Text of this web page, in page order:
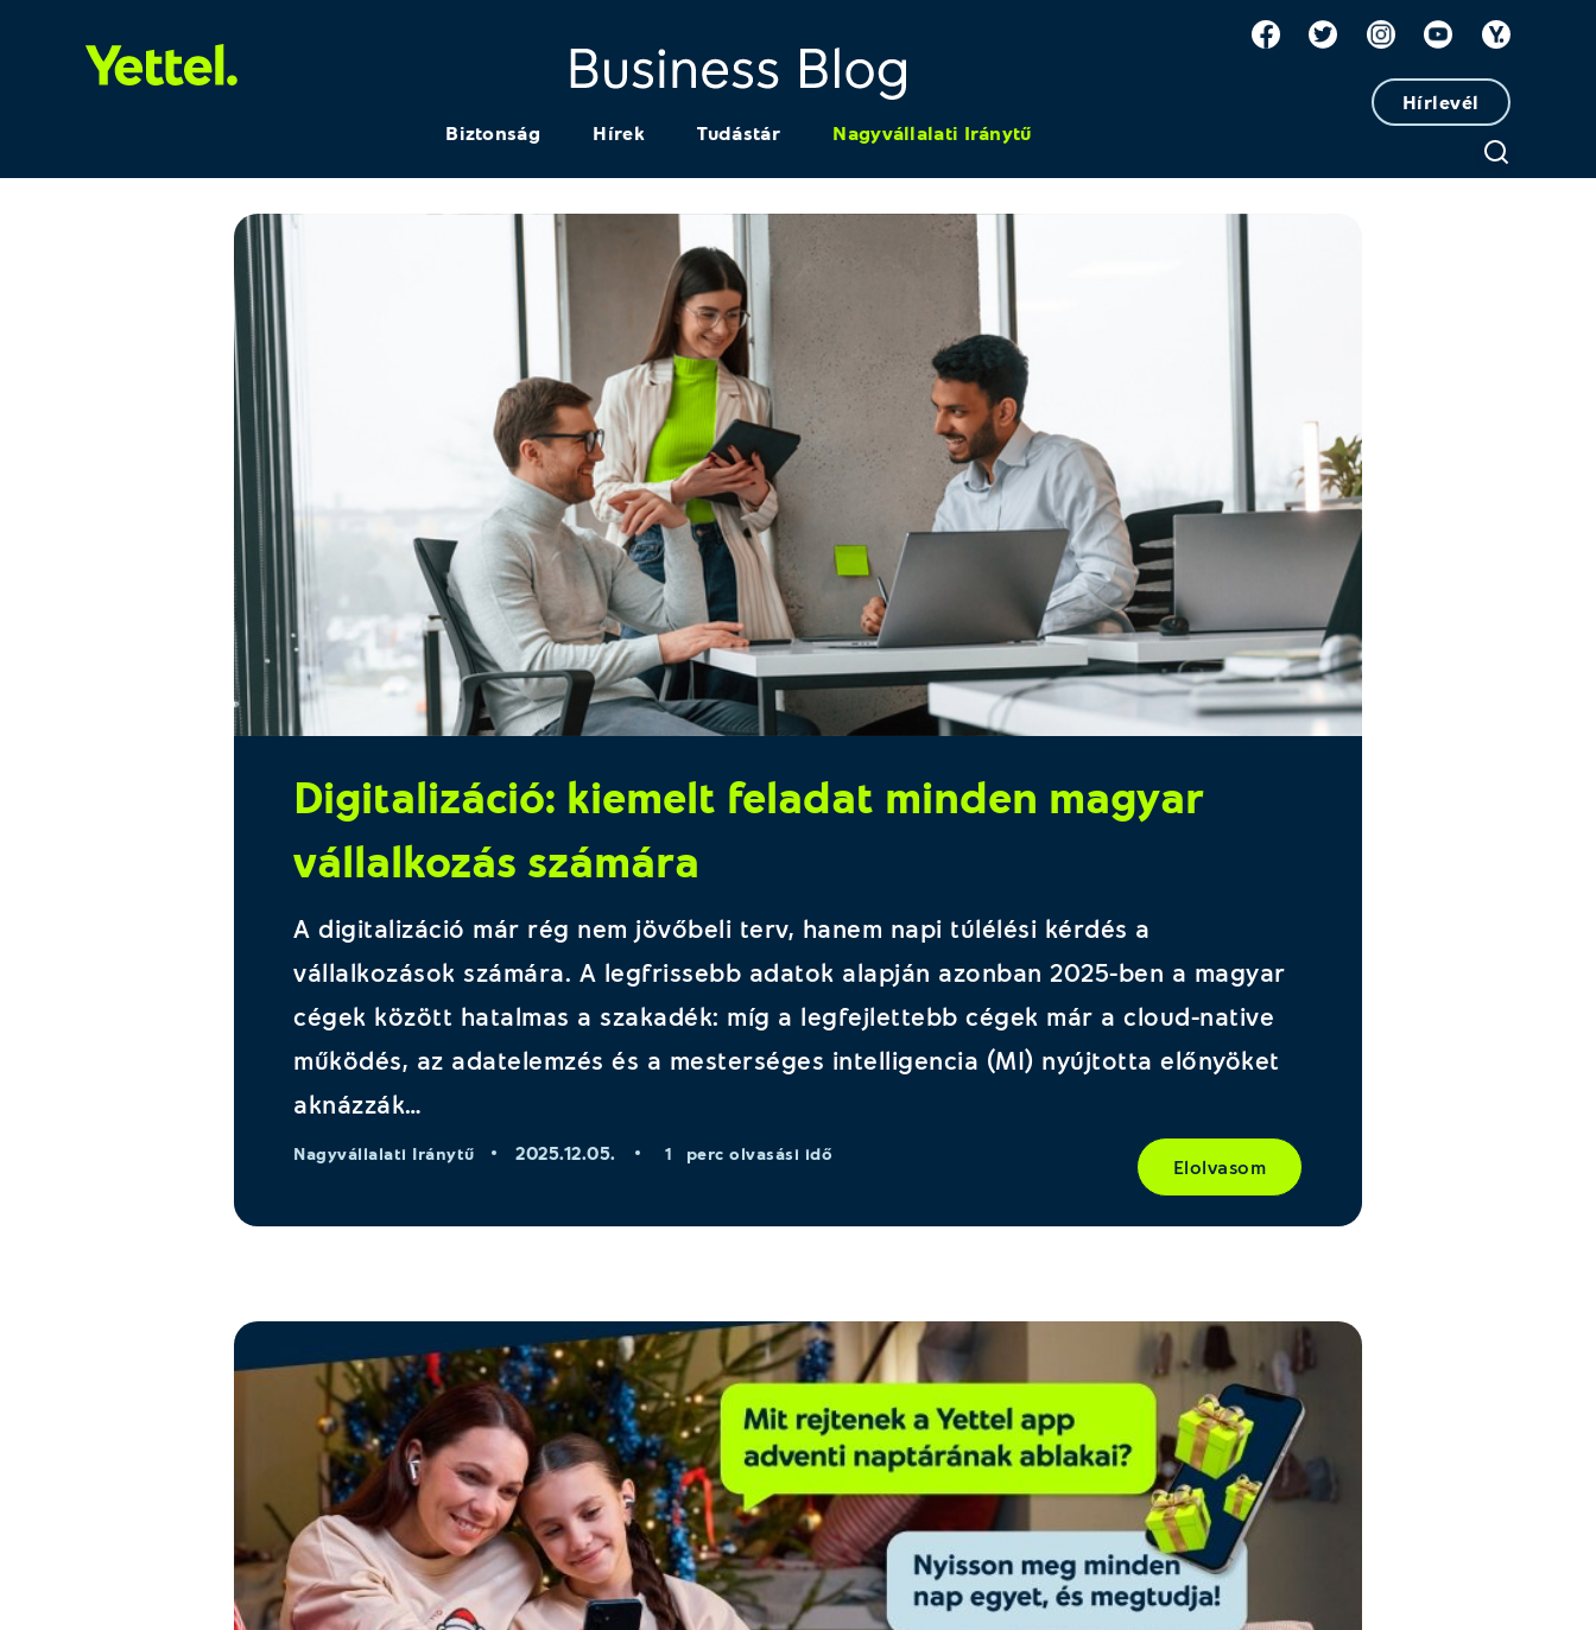
Biztonság Hírek Tudástár Nagyvállalati Iránytű
Hírlevél
Digitalizáció: kiemelt feladat minden magyar
vállalkozás számára
A digitalizáció már rég nem jövőbeli terv, hanem napi túlélési kérdés a
vállalkozások számára. A legfrissebb adatok alapján azonban 2025-ben a magyar
cégek között hatalmas a szakadék: míg a legfejlettebb cégek már a cloud-native
működés, az adatelemzés és a mesterséges intelligencia (MI) nyújtotta előnyöket
aknázzák…
Nagyvállalati Iránytű 2025.12.05. 1 perc olvasási idő
Elolvasom